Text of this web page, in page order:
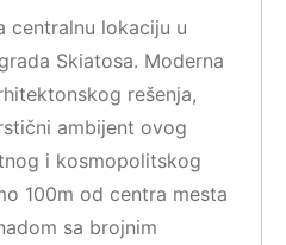
centralnu lokaciju u
Skiatosa. Moderna
rešenja,
ambijent ovog
i kosmopolitskog
100m od centra mesta
sa brojnim